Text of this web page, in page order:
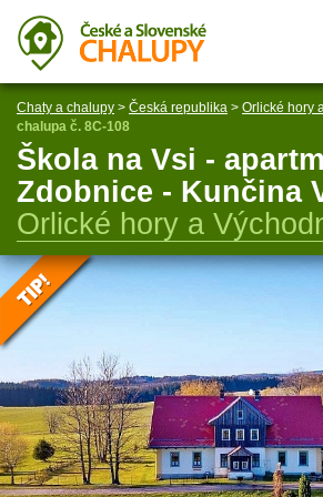
Chaty a chalupy > Česká republika > Orlické hory
chalupa č. 8C-108
Škola na Vsi -
Zdobnice - Kunčina
Orlické hory a